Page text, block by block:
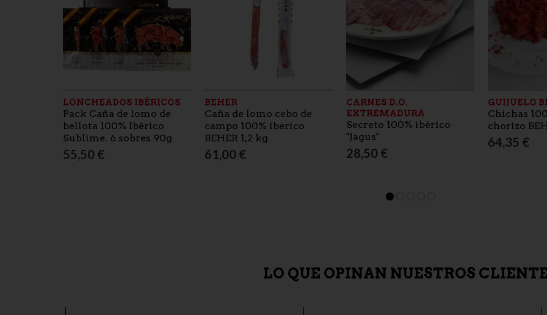
LONCHEADOS IBÉRICOS
Pack Caña de lomo de
bellota 100% Ibérico
Sublime. 6 sobres 90g
55,50 €
BEHER
Caña de lomo cebo de
campo 100% iberico
BEHER 1,2 kg
61,00 €
CARNES D.O.
EXTREMADURA
Secreto 100% ibérico
"Jagus"
28,50 €
GUIJUELO
Chichas
chorizo
64,35 €
LO QUE OPINAN NUESTROS